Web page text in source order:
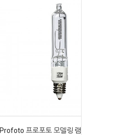
Profoto 프로포토 모델링 램프 E11 120V